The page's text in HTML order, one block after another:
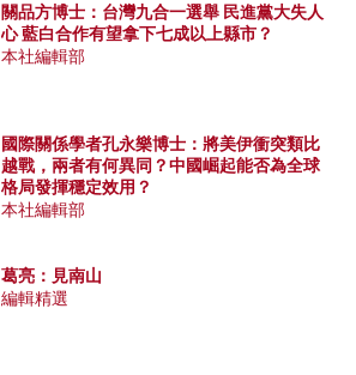
關品方博士：台灣九合一選舉 民進黨大失人
心 藍白合作有望拿下七成以上縣市？
本社編輯部
國際關係學者孔永樂博士：將美伊衝突類比
越戰，兩者有何異同？中國崛起能否為全球
格局發揮穩定效用？
本社編輯部
葛亮：見南山
編輯精選